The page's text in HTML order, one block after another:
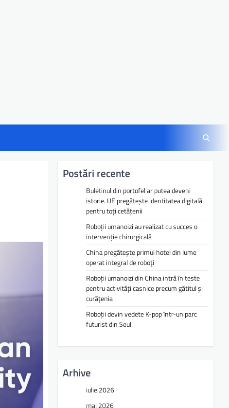
Postări recente
Buletinul din portofel ar putea deveni
istorie. UE pregătește identitatea digitală
pentru toți cetățenii
Roboții umanoizi au realizat cu succes o
intervenție chirurgicală
China pregătește primul hotel din lume
operat integral de roboți
Roboții umanoizi din China intră în teste
pentru activități casnice precum gătitul și
curățenia
Roboții devin vedete K-pop într-un parc
futurist din Seul
Arhive
iulie 2026
mai 2026